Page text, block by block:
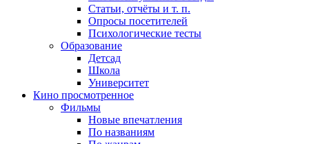
Статьи, отчёты и т. п.
Опросы посетителей
Психологические тесты
Образование
Детсад
Школа
Университет
Кино просмотренное
Фильмы
Новые впечатления
По названиям